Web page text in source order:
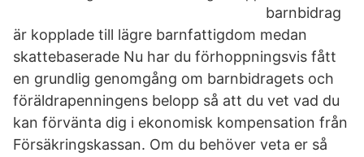
barnbidrag
är kopplade till lägre barnfattigdom medan
skattebaserade Nu har du förhoppningsvis fått
en grundlig genomgång om barnbidragets och
föräldrapenningens belopp så att du vet vad du
kan förvänta dig i ekonomisk kompensation från
Försäkringskassan. Om du behöver veta er så